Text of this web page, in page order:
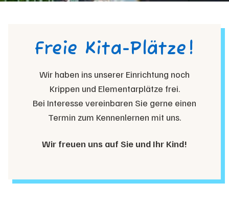
Freie Kita-Plätze!
Wir haben ins unserer Einrichtung noch
Krippen und Elementarplätze frei.
Bei Interesse vereinbaren Sie gerne einen
Termin zum Kennenlernen mit uns.
Wir freuen uns auf Sie und Ihr Kind!